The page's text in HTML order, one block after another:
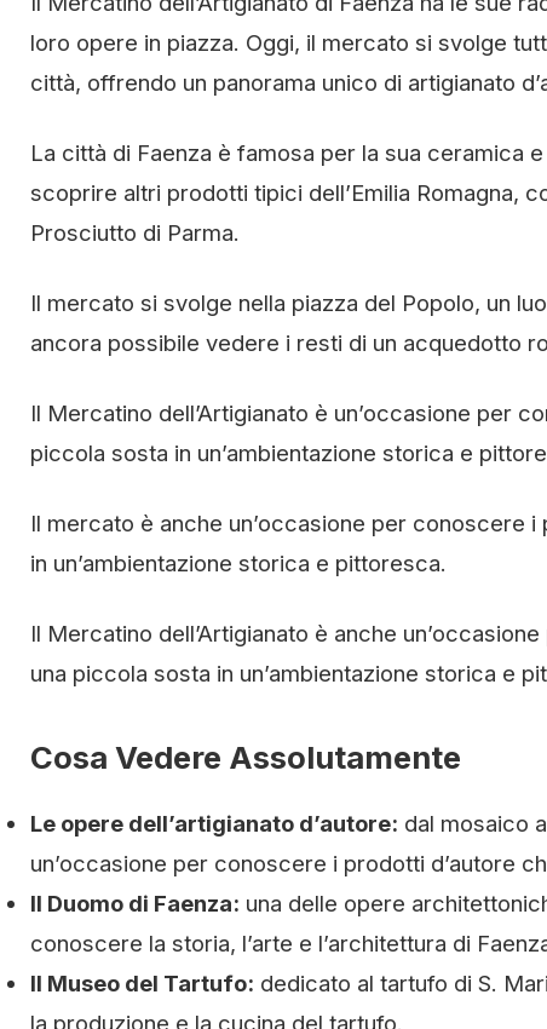
loro opere in piazza. Oggi, il mercato si svolge
città, offrendo un panorama unico di artigianato
La città di Faenza è famosa per la sua ceramica
scoprire altri prodotti tipici dell’Emilia Romagna,
Prosciutto di Parma.
Il mercato si svolge nella piazza del Popolo, un
ancora possibile vedere i resti di un acquedotto
Il Mercatino dell’Artigianato è un’occasione per
piccola sosta in un’ambientazione storica e
Il mercato è anche un’occasione per conoscere
in un’ambientazione storica e pittoresca.
Il Mercatino dell’Artigianato è anche
una piccola sosta in un’ambientazione storica e
Cosa Vedere Assolutamente
Le opere dell’artigianato d’autore: dal mosaico
un’occasione per conoscere i prodotti d’autore
Il Duomo di Faenza: una delle opere
conoscere la storia, l’arte e l’architettura di
Il Museo del Tartufo: dedicato al tartufo di S.
la produzione e la cucina del tartufo.